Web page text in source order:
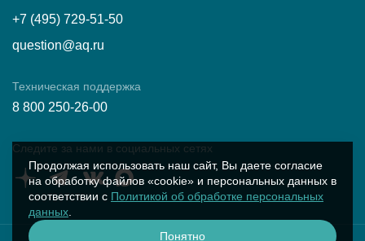
+7 (495) 729-51-50
question@aq.ru
Техническая поддержка
8 800 250-26-00
Следите за нами в социальных сетях
Продолжая использовать наш сайт, Вы даете согласие
на обработку файлов «cookie» и персональных данных в
соответствии с Политикой об обработке персональных
данных
Понятно